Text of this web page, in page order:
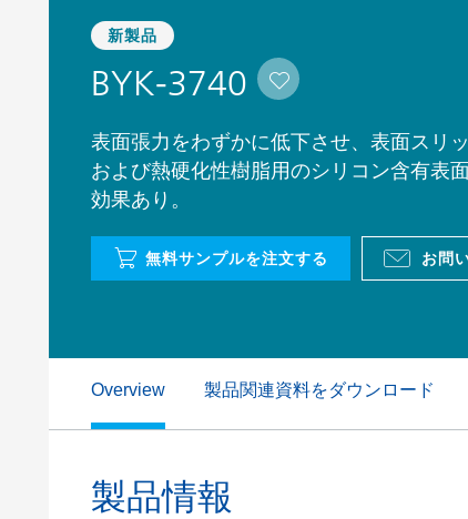
接着剤およびシーリング材
建築塗料
自動車・車両用塗料
自動車補修塗料
缶コーティング
粘土（活性白土）触媒
コイルコーティング
鋳造
ホー
新製品
BYK-3740
表面張力をわずかに低下させ、表面スリ
および熱硬化性樹脂用のシリコン含有表
効果あり。
無料サンプルを注文する お問
Overview 製品関連資料をダウンロード
製品情報